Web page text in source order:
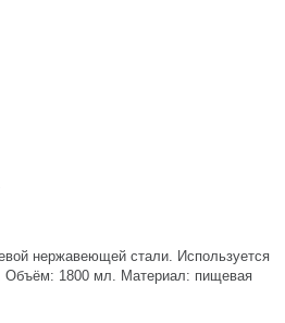
нержавеющей стали. Используется
Объём: 1800 мл. Материал: пищевая